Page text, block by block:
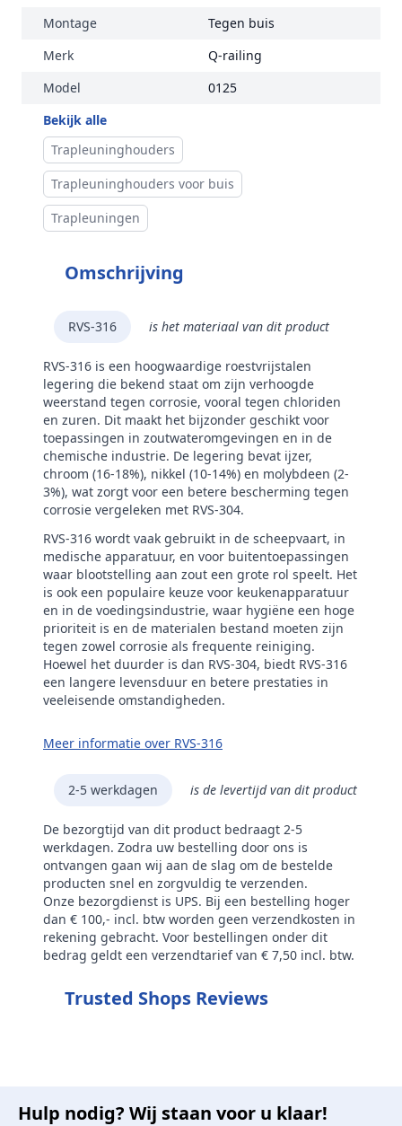
Montage
Tegen buis
Merk
Q-railing
Model
0125
Bekijk alle
Trapleuninghouders
Trapleuninghouders voor buis
Trapleuningen
Omschrijving
RVS-316 is het materiaal van dit product
RVS-316 is een hoogwaardige roestvrijstalen
legering die bekend staat om zijn verhoogde
weerstand tegen corrosie, vooral tegen chloriden
en zuren. Dit maakt het bijzonder geschikt voor
toepassingen in zoutwateromgevingen en in de
chemische industrie. De legering bevat ijzer,
chroom (16-18%), nikkel (10-14%) en molybdeen (2-
3%), wat zorgt voor een betere bescherming tegen
corrosie vergeleken met RVS-304.
RVS-316 wordt vaak gebruikt in de scheepvaart, in
medische apparatuur, en voor buitentoepassingen
waar blootstelling aan zout een grote rol speelt. Het
is ook een populaire keuze voor keukenapparatuur
en in de voedingsindustrie, waar hygiëne een hoge
prioriteit is en de materialen bestand moeten zijn
tegen zowel corrosie als frequente reiniging.
Hoewel het duurder is dan RVS-304, biedt RVS-316
een langere levensduur en betere prestaties in
veeleisende omstandigheden.
Meer informatie over RVS-316
2-5 werkdagen is de levertijd van dit product
De bezorgtijd van dit product bedraagt 2-5
werkdagen. Zodra uw bestelling door ons is
ontvangen gaan wij aan de slag om de bestelde
producten snel en zorgvuldig te verzenden.
Onze bezorgdienst is UPS. Bij een bestelling hoger
dan € 100,- incl. btw worden geen verzendkosten in
rekening gebracht. Voor bestellingen onder dit
bedrag geldt een verzendtarief van € 7,50 incl. btw.
Trusted Shops Reviews
Hulp nodig? Wij staan voor u klaar!